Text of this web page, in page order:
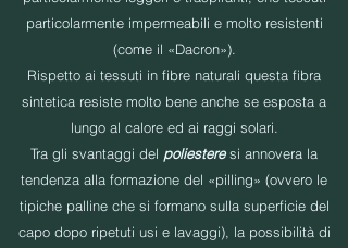
particolarmente impermeabili e molto resistenti
(come il «Dacron»).
Rispetto ai tessuti in fibre naturali questa fibra
sintetica resiste molto bene anche se esposta a
lungo al calore ed ai raggi solari.
Tra gli svantaggi del poliesteresi annovera la
tendenza alla formazione del «pilling» (ovvero le
tipiche palline che si formano sulla superficie del
capo dopo ripetuti usi e lavaggi), la possibilità di